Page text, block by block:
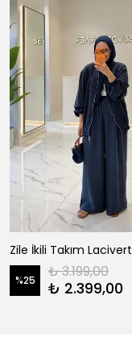
Zile İkili Takım Lacivert
%25 ₺ 3.199,00
₺ 2.399,00